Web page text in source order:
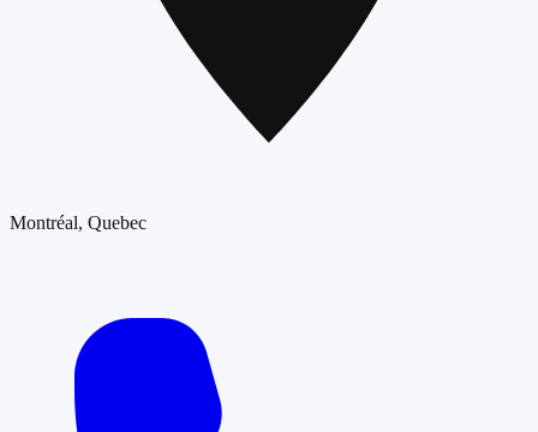
Montréal, Quebec